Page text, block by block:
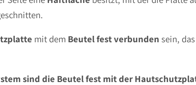
mit dem Beutelfestverbunden sein, das
sind die Beutel fest mit der